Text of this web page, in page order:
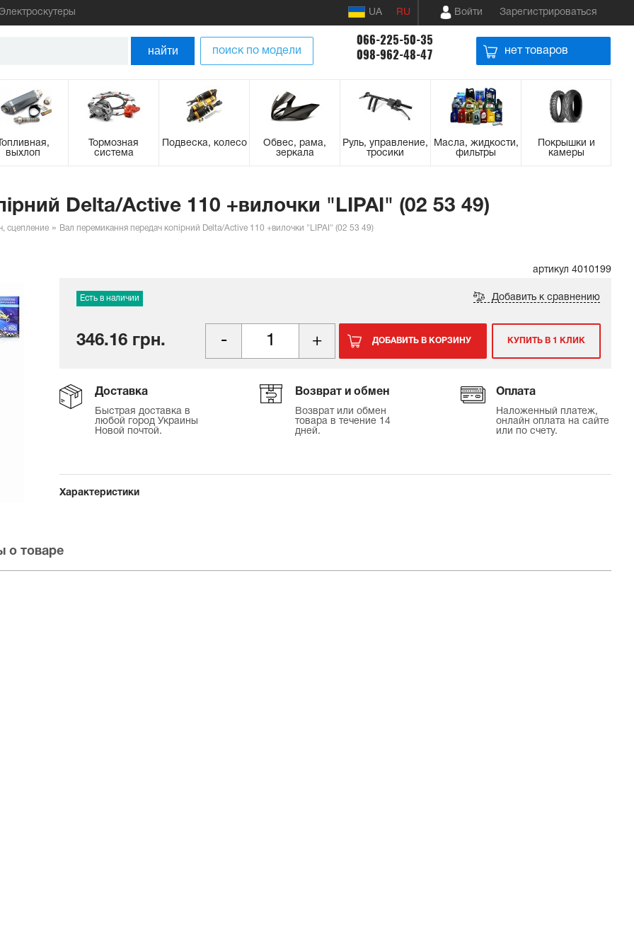
Электроскутеры UA RU Войти Зарегистрироваться
найти поиск по модели
066-225-50-35
098-962-48-47
нет товаров
выхлоп
Тормозная
система
Подвеска, колесо
Обвес, рама,
зеркала
Руль, управление,
тросики
Масла, жидкости,
фильтры
Покрышки и
камеры
Delta/Active 110 +вилочки "LIPAI" (02 53 49)
сцепление Вал перемикання передач копірний Delta/Active 110 +вилочки "LIPAI" (02 53 49)
артикул 4010199
Есть в наличии Добавить к сравнению
346.16 грн. ДОБАВИТЬ В КОРЗИНУ КУПИТЬ В 1 КЛИК
Доставка
Быстрая доставка в
любой город Украины
Новой почтой.
Возврат и обмен
Возврат или обмен
товара в течение 14
дней.
Оплата
Наложенный платеж,
онлайн оплата на сайте
или по счету.
Характеристики
о товаре